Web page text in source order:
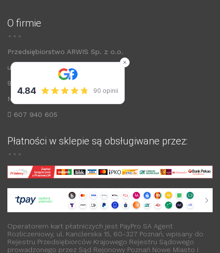
O firmie
Przedsiębiorstwo ARWIS Sp. z o.o.
ul. Łódzka 72
99-200 Poddębice
NIP: 8280004054
607 940 605
Płatności w sklepie są obsługiwane przez:
Operatorem kart płatniczych jest PayPro SA Agent
Rozliczeniowy, ul. Kanclerska 15, 60-327 Poznań, wpisany do
Rejestru Przedsiębiorców Krajowego Rejestru Sądowego
prowadzonego przez Sąd Rejonowy Poznań Nowe Miasto i